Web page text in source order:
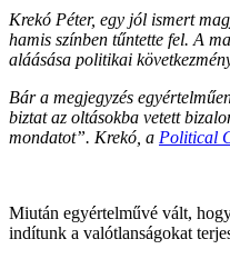
Krekó Péter, egy jól ismert
hamis színben tűntette fel. A
aláásása politikai
Bár a megjegyzés
biztat az oltásokba vetett
mondatot”. Krekó, a Political
Miután egyértelművé vált,
indítunk a valótlanságokat